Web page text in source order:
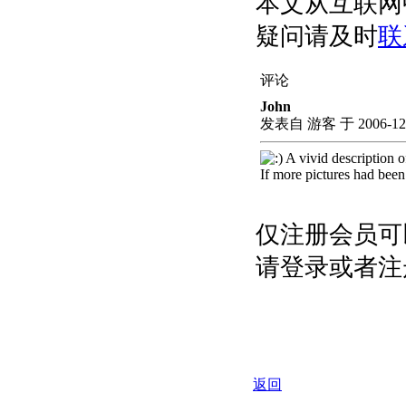
疑问请及时
评论
John
发表自 游客 于 2006-
A vivid description
If more pictures had
仅注册会员
请登录或者
返回